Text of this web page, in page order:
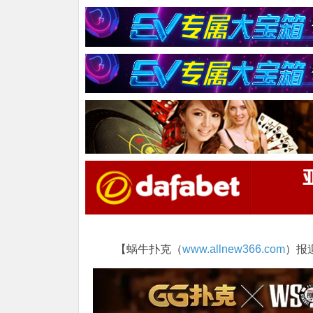
【蜗牛扑克（www.allnew366.com）报